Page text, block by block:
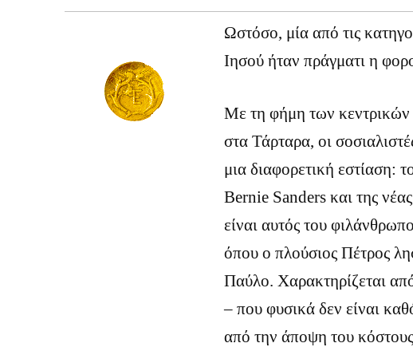
Ωστόσο, μία από τις
Ιησού ήταν πράγματι η
Με τη φήμη των κεντρικών
στα Τάρταρα, οι
μια διαφορετική εστίαση:
Bernie Sanders και της
είναι αυτός του
όπου ο πλούσιος Πέτρος
Παύλο. Χαρακτηρίζεται
– που φυσικά δεν είναι
από την άποψη του